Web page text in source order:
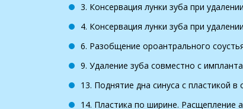
3. Консервация лунки зуба при
4. Консервация лунки зуба при
6. Разобщение ороантрального
9. Удаление зуба совместно с
13. Поднятие дна синуса с пластикой
14. Пластика по ширине. Расщепление